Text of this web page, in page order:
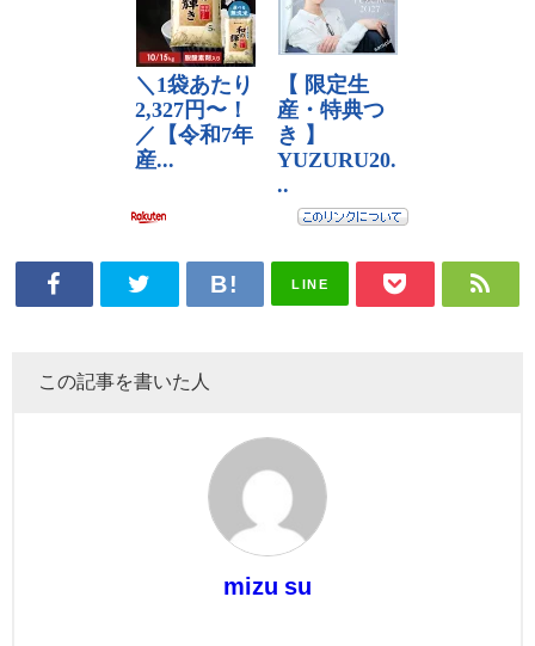
LINE
この記事を書いた人
mizu su